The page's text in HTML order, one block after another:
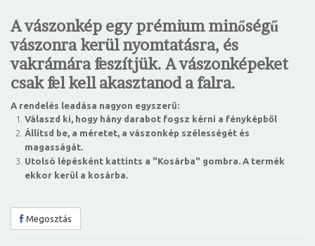
A vászonkép egy prémium minőségű
vászonra kerül nyomtatásra, és
vakrámára feszítjük. A vászonképeket
csak fel kell akasztanod a falra.
A rendelés leadása nagyon egyszerű:
Válaszd ki, hogy hány darabot fogsz kérni a fényképből
Állítsd be, a méretet, a vászonkép szélességét és
magasságát.
Utolsó lépésként kattints a "Kosárba" gombra. A termék
ekkor kerül a kosárba.
Megosztás